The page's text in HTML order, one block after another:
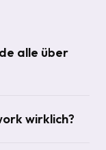
alle über
wirklich?